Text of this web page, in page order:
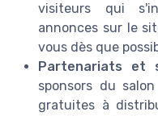
visiteurs qui
annonces sur le
vous dès que
Partenariats et
sponsors du
gratuites à